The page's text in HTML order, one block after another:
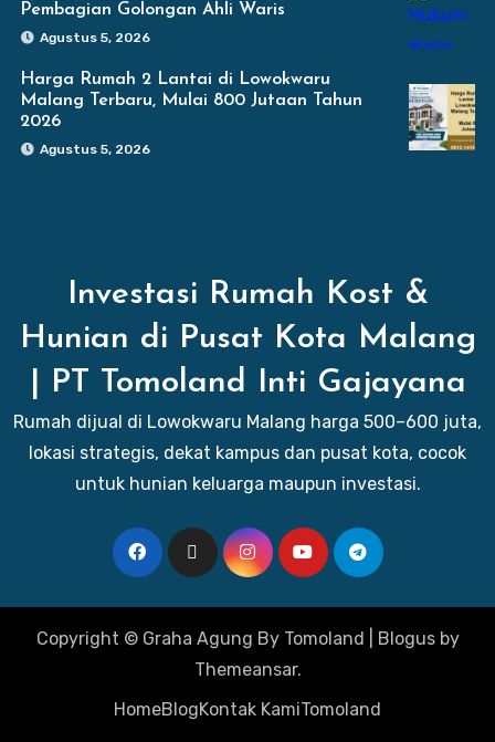
Pembagian Golongan Ahli Waris
Agustus 5, 2026
Harga Rumah 2 Lantai di Lowokwaru
Malang Terbaru, Mulai 800 Jutaan Tahun
2026
Agustus 5, 2026
Investasi Rumah Kost &
Hunian di Pusat Kota Malang
| PT Tomoland Inti Gajayana
Rumah dijual di Lowokwaru Malang harga 500–600 juta,
lokasi strategis, dekat kampus dan pusat kota, cocok
untuk hunian keluarga maupun investasi.
Copyright © Graha Agung By Tomoland Blogusby
Themeansar.
HomeBlogKontak KamiTomoland